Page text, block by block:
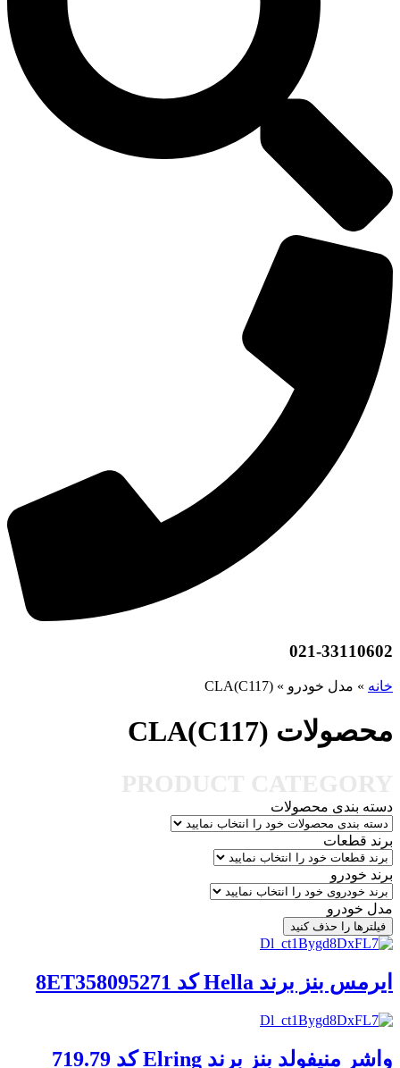
021-33110602
خانه » مدل خودرو »
CLA(C117)
محصولات CLA(C117)
دسته بندی محصولات
برند قطعات
برند خودرو
مدل خودرو
فیلترها را حذف کنید
ایرمس بنز برند Hella کد 8ET358095271
واشر منیفولد بنز برند Elring کد 719.79